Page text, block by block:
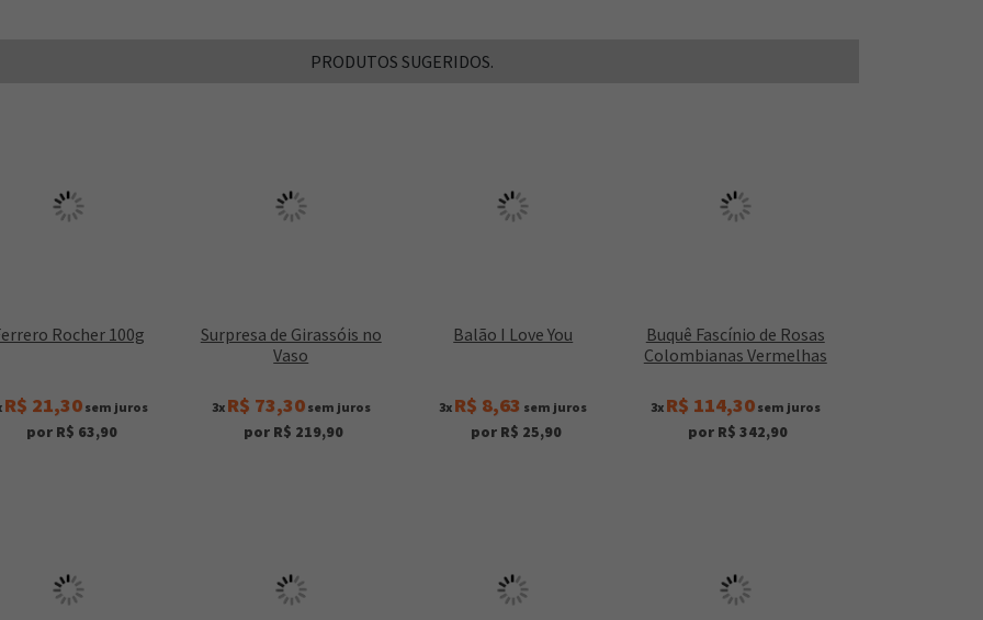
PRODUTOS SUGERIDOS.
Rocher 100g
R$ 21,30 sem juros
por R$ 63,90
Surpresa de Girassóis no
Vaso
3x R$ 73,30sem juros
por R$ 219,90
Balão I Love You
3x R$ 8,63 sem juros
por R$ 25,90
Buquê Fascínio de Rosas
Colombianas Vermelhas
3x R$ 114,30sem juros
por R$ 342,90